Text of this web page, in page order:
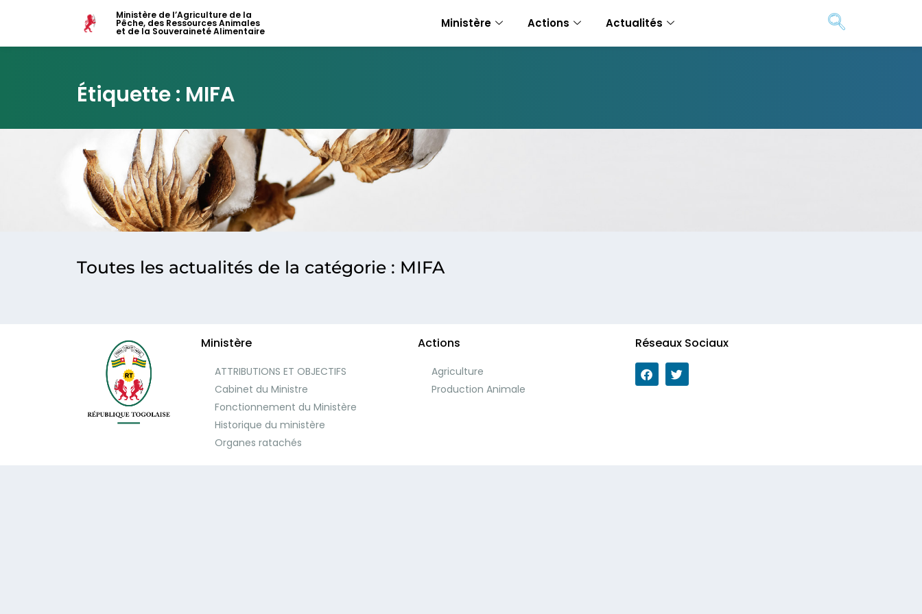
Ministère de l’Agriculture de la
Pêche, des Ressources Animales
et de la Souveraineté Alimentaire
Ministère Actions Actualités
Étiquette : MIFA
Toutes les actualités de la catégorie : MIFA
Ministère
ATTRIBUTIONS ET OBJECTIFS
Cabinet du Ministre
Fonctionnement du Ministère
Historique du ministère
Organes ratachés
Actions
Agriculture
Production Animale
Réseaux Sociaux